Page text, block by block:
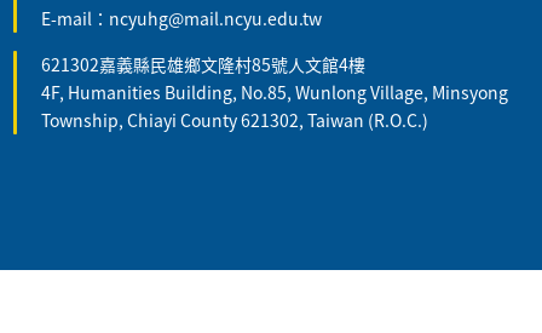
E-mail：ncyuhg@mail.ncyu.edu.tw
621302嘉義縣民雄鄉文隆村85號人文館4樓
4F, Humanities Building, No.85, Wunlong Village, Minsyong
Township, Chiayi County 621302, Taiwan (R.O.C.)